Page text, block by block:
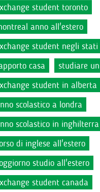
student toronto
anno all'estero
student negli
casa
studiare
student in alberta
scolastico a londra
scolastico in inghilterra
di inglese all'estero
studio all'estero
student canada